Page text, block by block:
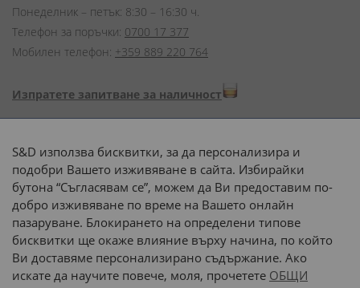
Понеделник – петък: 8:30 – 16:30 ч.
Телефон за поръчки: 0700 17 377
Мобилен телефон: +359 889 220 764
Изпратете запитване за наличност
Начини на плащане:
Доставка до адрес с:
или
наш транспорт
S&D използва бисквитки, за да персонализира и
подобри Вашето изживяване в сайта. Избирайки
бутона “Съгласявам се”, можем да Ви предоставим по-
добро изживяване по време на Вашето онлайн
пазаруване. Блокирането на определени типове
бисквитки ще окаже влияние върху начина, по който
Ви доставяме персонализирано съдържание. Ако
искате да научите повече, моля, прочетете ОБЩИ